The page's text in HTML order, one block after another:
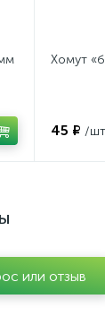
Хомут
45 ₽ /
или отзыв